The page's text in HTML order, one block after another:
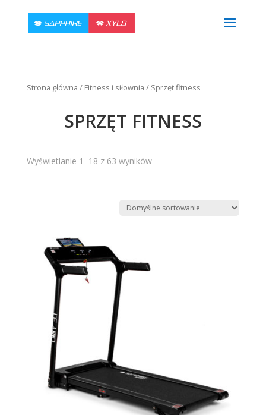
Strona główna / Fitness i siłownia / Sprzęt fitness
SPRZĘT FITNESS
Wyświetlanie 1–18 z 63 wyników